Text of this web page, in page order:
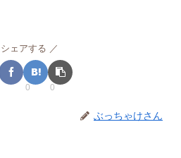
シェアする
0 0
ぶっちゃけさん